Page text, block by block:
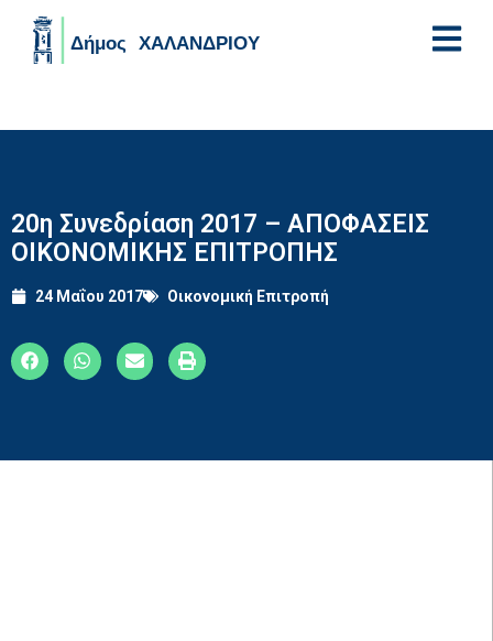
20η Συνεδρίαση 2017 – ΑΠΟΦΑΣΕΙΣ
ΟΙΚΟΝΟΜΙΚΗΣ ΕΠΙΤΡΟΠΗΣ
24 Μαΐου 2017 Οικονομική Επιτροπή